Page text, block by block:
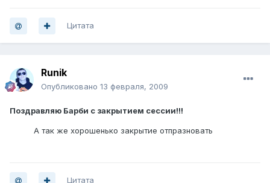
Цитата
Runik
Опубликовано 13 февраля, 2009
Поздравляю Барби с закрытием сессии!!!
А так же хорошенько закрытие отпразновать
Цитата